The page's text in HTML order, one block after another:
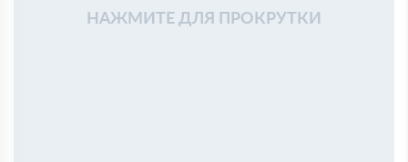
НАЖМИТЕ ДЛЯ ПРОКРУТКИ